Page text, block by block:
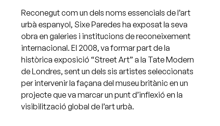
Reconegut com un dels noms essencials de l’art
urbà espanyol, Sixe Paredes ha exposat la seva
obra en galeries i institucions de reconeixement
internacional. El 2008, va formar part de la
històrica exposició “Street Art” a la Tate Modern
de Londres, sent un dels sis artistes seleccionats
per intervenir la façana del museu britànic en un
projecte que va marcar un punt d’inflexió en la
visibilització global de l’art urbà.